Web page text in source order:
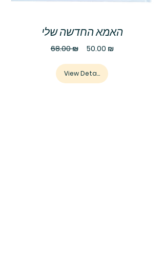
האמא החדשה שלי
68.00 ₪
Regular
50.00 ₪Sale
View Details